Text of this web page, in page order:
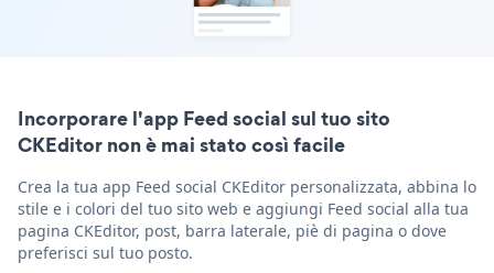
Incorporare l'app Feed social sul tuo sito
CKEditor non è mai stato così facile
Crea la tua app Feed social CKEditor personalizzata, abbina lo
stile e i colori del tuo sito web e aggiungi Feed social alla tua
pagina CKEditor, post, barra laterale, piè di pagina o dove
preferisci sul tuo posto.